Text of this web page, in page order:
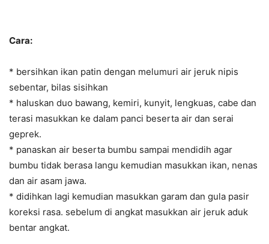
Cara:
* bersihkan ikan patin dengan melumuri air jeruk nipis
sebentar, bilas sisihkan
* haluskan duo bawang, kemiri, kunyit, lengkuas, cabe dan
terasi masukkan ke dalam panci beserta air dan serai
geprek.
* panaskan air beserta bumbu sampai mendidih agar
bumbu tidak berasa langu kemudian masukkan ikan, nenas
dan air asam jawa.
* didihkan lagi kemudian masukkan garam dan gula pasir
koreksi rasa. sebelum di angkat masukkan air jeruk aduk
bentar angkat.